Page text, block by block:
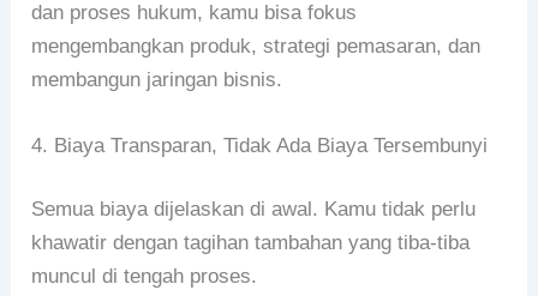
dan proses hukum, kamu bisa fokus
mengembangkan produk, strategi pemasaran, dan
membangun jaringan bisnis.
4. Biaya Transparan, Tidak Ada Biaya Tersembunyi
Semua biaya dijelaskan di awal. Kamu tidak perlu
khawatir dengan tagihan tambahan yang tiba-tiba
muncul di tengah proses.